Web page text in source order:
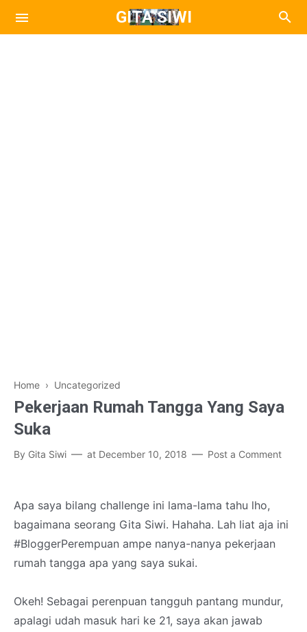
GITA SIWI
Home › Uncategorized
Pekerjaan Rumah Tangga Yang Saya
Suka
By Gita Siwi at December 10, 2018 Post a Comment
Apa saya bilang challenge ini lama-lama tahu lho,
bagaimana seorang Gita Siwi. Hahaha. Lah liat aja ini
#BloggerPerempuan ampe nanya-nanya pekerjaan
rumah tangga apa yang saya sukai.
Okeh! Sebagai perenpuan tangguh pantang mundur,
apalagi udah masuk hari ke 21, saya akan jawab